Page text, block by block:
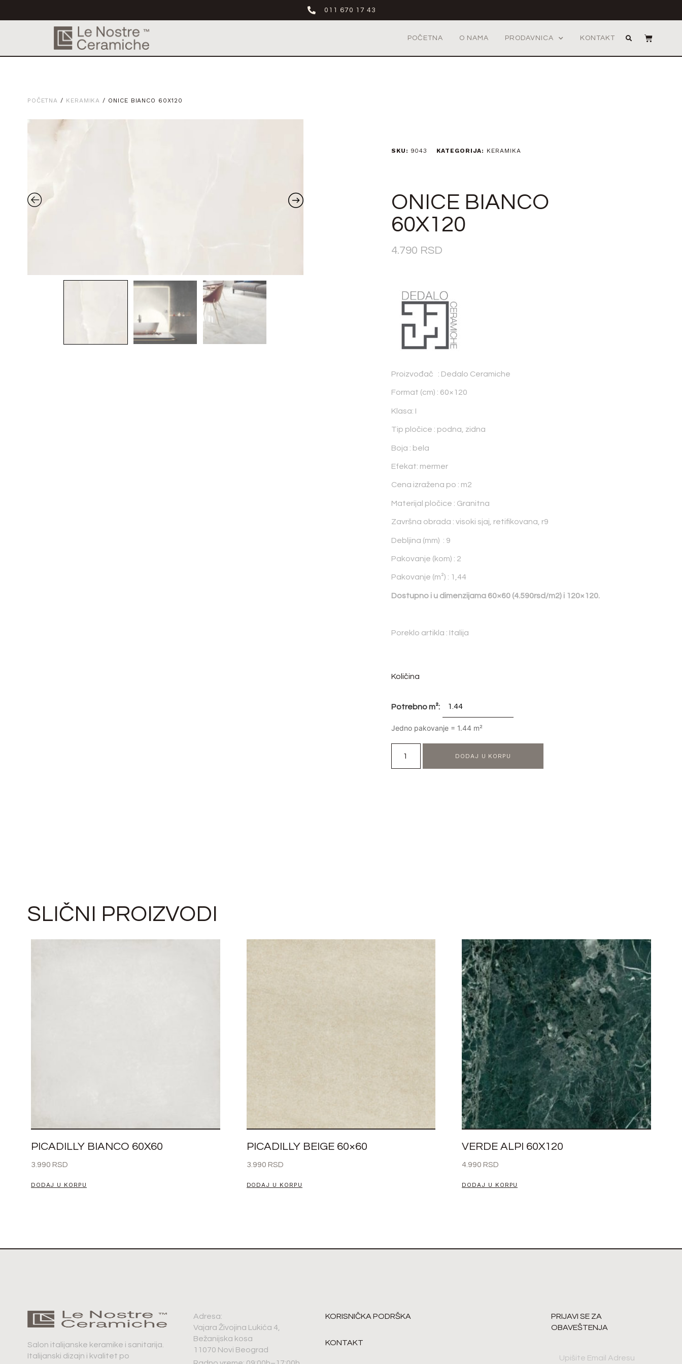
011 670 17 43
POČETNA O NAMA PRODAVNICA KONTAKT
POČETNA / KERAMIKA / ONICE BIANCO 60X120
SKU: 9043 KATEGORIJA: KERAMIKA
ONICE BIANCO
60X120
4.790 RSD
Proizvođač : Dedalo Ceramiche
Format (cm) : 60×120
Klasa: I
Tip pločice : podna, zidna
Boja : bela
Efekat: mermer
Cena izražena po : m2
Materijal pločice : Granitna
Završna obrada : visoki sjaj, retifikovana, r9
Debljina (mm) : 9
Pakovanje (kom) : 2
Pakovanje (m²) : 1,44
Dostupno i u dimenzijama 60×60 (4.590rsd/m2)i 120×120.
Poreklo artikla : Italija
Količina
Potrebno m²:
Jedno pakovanje = 1.44 m²
DODAJ U KORPU
SLIČNI PROIZVODI
PICADILLY BIANCO 60X60
3.990 RSD
DODAJ U KORPU
PICADILLY BEIGE 60×60
3.990 RSD
DODAJ U KORPU
VERDE ALPI 60X120
4.990RSD
DODAJ U KORPU
Salon italijanske keramike i sanitarija.
Italijanski dizajn i kvalitet po
Adresa:
Vajara Živojina Lukića 4,
Bežanijska kosa
11070 Novi Beograd
KORISNIČKA PODRŠKA
KONTAKT
PRIJAVI SE ZA
OBAVEŠTENJA